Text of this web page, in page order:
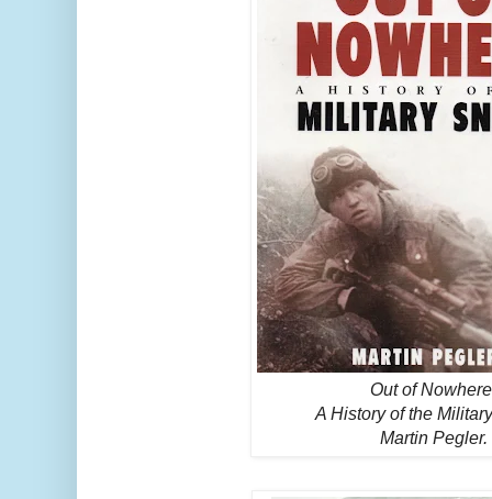
Out of
A History of the
Martin Pegler.